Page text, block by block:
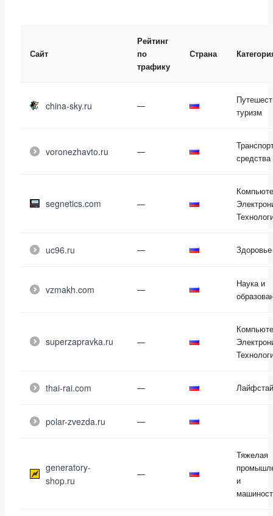
Сайт
Рейтинг
по
трафику
Страна
china-sky.ru —
туризм
voronezhavto.ru —
средства
segnetics.com —
uc96.ru — Здоровье
vzmakh.com —
Наука и
superzapravka.ru —
thai-rai.com —
polar-zvezda.ru —
generatory-
shop.ru
—
Тяжелая
и